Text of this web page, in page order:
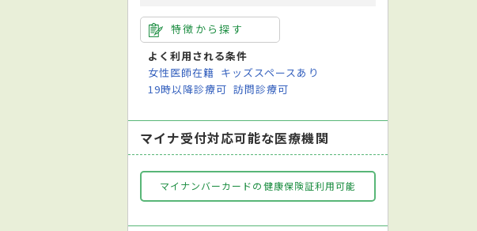
特徴から探す
よく利用される条件
女性医師在籍 キッズスペースあり
19時以降診療可 訪問診療可
マイナ受付対応可能な医療機関
マイナンバーカードの健康保険証利用可能